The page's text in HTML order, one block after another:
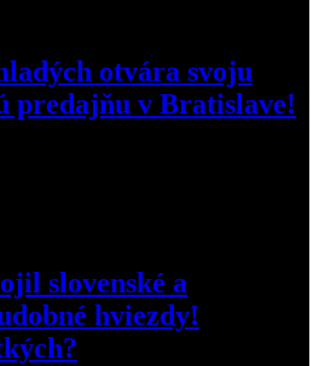
otvára svoju
predajňu v Bratislave!
slovenské a
hviezdy!